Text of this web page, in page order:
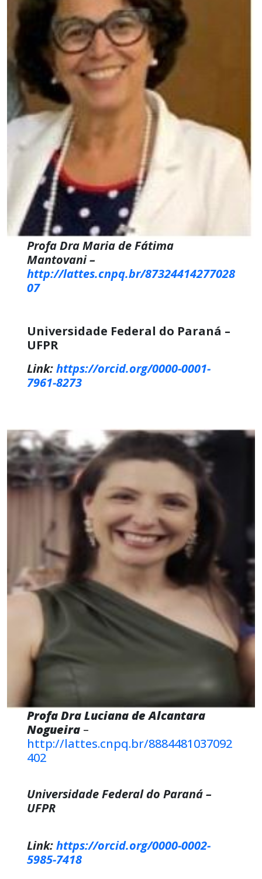
Profa Dra Maria de Fátima
Mantovani –
http://lattes.cnpq.br/87324414277028
07
Universidade Federal do Paraná –
UFPR
Link:https://orcid.org/0000-0001-
7961-8273
Profa Dra Luciana de Alcantara
Nogueira–
http://lattes.cnpq.br/8884481037092
402
Universidade Federal do Paraná –
UFPR
Link:https://orcid.org/0000-0002-
5985-7418